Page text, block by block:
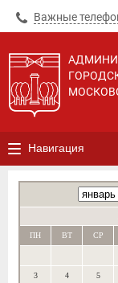
Важные
Навигация
ПН ВТ СР
3 4 5